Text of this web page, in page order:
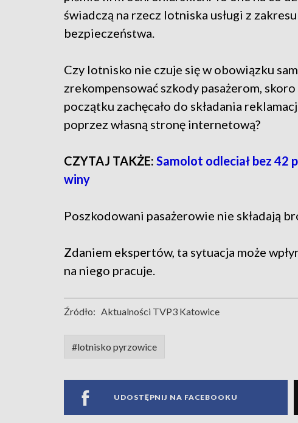
świadczą na rzecz lotniska usługi z zakresu
bezpieczeństwa.
Czy lotnisko nie czuje się w obowiązku
zrekompensować szkody pasażerom, skoro
początku zachęcało do składania
poprzez własną stronę internetową?
CZYTAJ TAKŻE: Samolot odleciał bez 42
winy
Poszkodowani pasażerowie nie składają
Zdaniem ekspertów, ta sytuacja może
na niego pracuje.
Źródło: Aktualności TVP3 Katowice
#lotnisko pyrzowice
UDOSTĘPNIJ NA FACEBOOKU